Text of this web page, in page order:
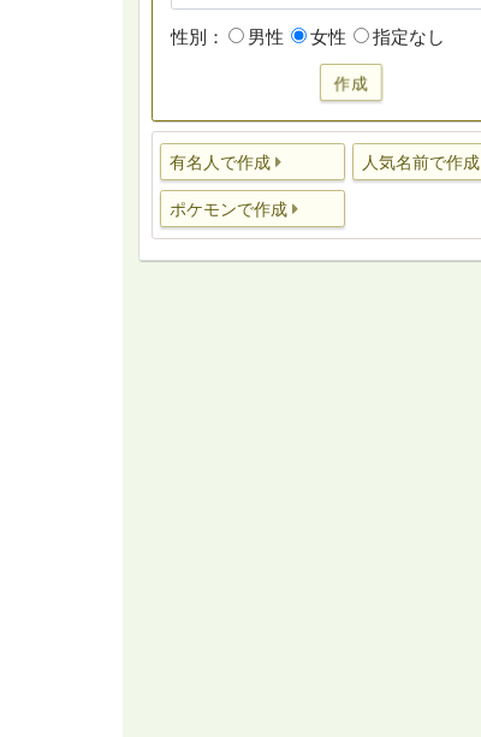
性別： 男性 女性 指定なし
作成
有名人で作成 人気名前で作成
ポケモンで作成